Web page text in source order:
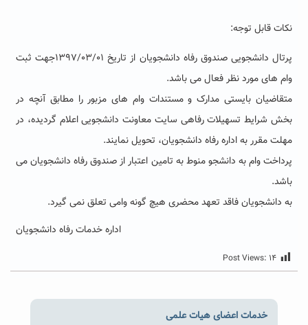
نکات قابل توجه:
پرتال دانشجویی صندوق رفاه دانشجویان از تاریخ ۱۳۹۷/۰۳/۰۱جهت ثبت
وام های مورد نظر فعال می باشد.
متقاضیان بایستی مدارک و مستندات وام های مزبور را مطابق آنچه در
بخش شرایط تسهیلات رفاهی سایت معاونت دانشجویی اعلام گردیده، در
مهلت مقرر به اداره رفاه دانشجویان، تحویل نمایند.
پرداخت وام به دانشجو منوط به تامین اعتبار از صندوق رفاه دانشجویان می
باشد.
به دانشجویان فاقد تعهد محضری هیچ گونه وامی تعلق نمی گیرد.
اداره خدمات رفاه دانشجویان
Post Views: ۱۴
خدمات اعضای هیات علمی